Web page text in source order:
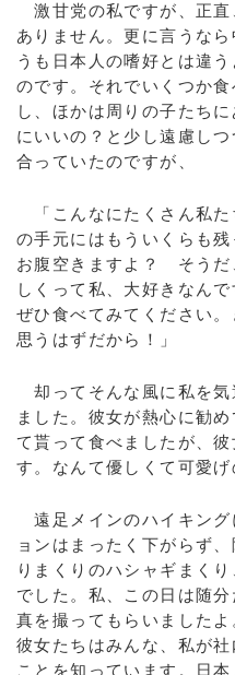
激甘党の私ですが、正直
ありません。更に言うな
うも日本人の嗜好とは違
のです。それでいくつか
し、ほかは周りの子たち
にいいの？と少し遠慮し
合っていたのですが、
「こんなにたくさん私た
の手元にはもういくらも
お腹空きますよ？ そうだ
しくって私、大好きなん
ぜひ食べてみてください
思うはずだから！」
却ってそんな風に私を気
ました。彼女が熱心に勧
て貰って食べましたが、
す。なんて優しくて可愛げ
遠足メインのハイキング
ョンはまったく下がらず
りまくりのハシャギまく
でした。私、この日は随
真を撮ってもらいましたよ
彼女たちはみんな、私が
ことを知っています。日